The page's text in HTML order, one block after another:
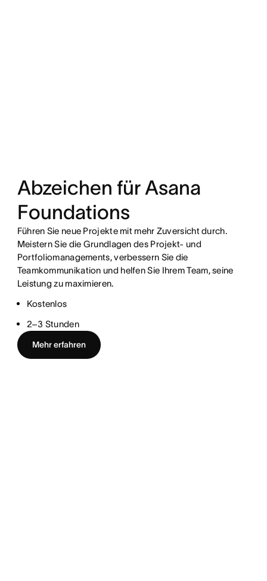
Abzeichen für Asana
Foundations
Führen Sie neue Projekte mit mehr Zuversicht durch.
Meistern Sie die Grundlagen des Projekt- und
Portfoliomanagements, verbessern Sie die
Teamkommunikation und helfen Sie Ihrem Team, seine
Leistung zu maximieren.
Kostenlos
2–3 Stunden
Mehr erfahren